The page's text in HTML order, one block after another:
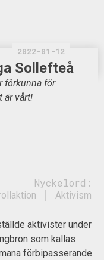
2022-01-12
Sollefteå
förkunna för
är vårt!
Nyckelord:
Aktivism
aktivister under
som kallas
förbipasserande